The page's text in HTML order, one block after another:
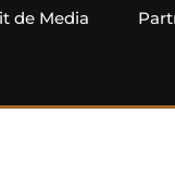
de Media